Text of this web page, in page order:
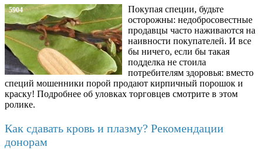
5904
Покупая специи, будьте
осторожны: недобросовестные
продавцы часто наживаются на
наивности покупателей. И все
бы ничего, если бы такая
подделка не стоила
потребителям здоровья: вместо
специй мошенники порой продают кирпичный порошок и
краску! Подробнее об уловках торговцев смотрите в этом
ролике.
Как сдавать кровь и плазму? Рекомендации
донорам